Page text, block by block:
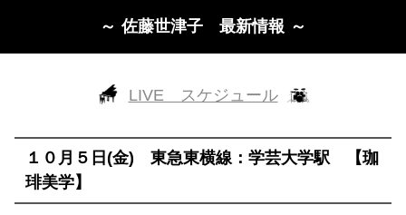
～ 佐藤世津子 最新情報 ～
LIVE スケジュール
１０月５日(金) 東急東横線：学芸大学駅 【珈
琲美学】